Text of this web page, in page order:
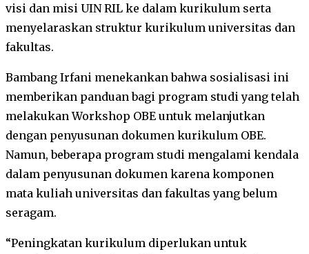
visi dan misi UIN RIL ke dalam kurikulum serta
menyelaraskan struktur kurikulum universitas dan
fakultas.
Bambang Irfani menekankan bahwa sosialisasi ini
memberikan panduan bagi program studi yang telah
melakukan Workshop OBE untuk melanjutkan
dengan penyusunan dokumen kurikulum OBE.
Namun, beberapa program studi mengalami kendala
dalam penyusunan dokumen karena komponen
mata kuliah universitas dan fakultas yang belum
seragam.
“Peningkatan kurikulum diperlukan untuk